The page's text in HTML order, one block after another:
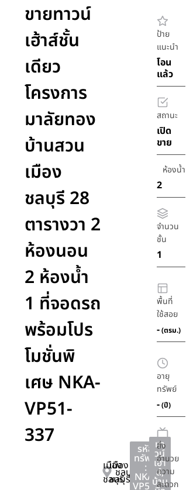
ขายทาวน์
เฮ้าส์ชั้น
เดียว
โครงการ
มาลัยทอง
บ้านสวน
เมือง
ชลบุรี 28
ตารางวา 2
ห้องนอน
2 ห้องน้ำ
1 ที่จอดรถ
พร้อมโปร
โมชั่นพิ
เศษ NKA-
VP51-
337
เมือง
ชลบุรี
เมือง
ชลบุรี
ชลบุรี
รหัส
ทรัพย์
:
NKA-
VP51-
ทา
วน์
เฮา
ส์,
บ้าน
ป้าย
แนะนำ
โอน
แล้ว
สถานะ
เปิด
ขาย
ห้องน้ำ
2
จำนวน
ชั้น
1
พื้นที่
ใช้สอย
-(ตรม.)
อายุ
ทรัพย์
-(ปี)
สิ่ง
อำนวย
ความ
สะดวก